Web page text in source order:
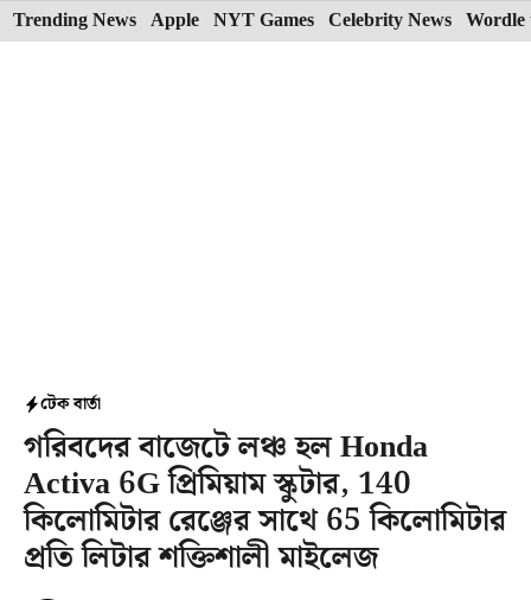
Skip
to
Trending News Apple NYT Games Celebrity News Wordle
টেক বার্তা
গরিবদের বাজেটে লঞ্চ হল Honda
Activa 6G প্রিমিয়াম স্কুটার, 140
কিলোমিটার রেঞ্জের সাথে 65 কিলোমিটার
প্রতি লিটার শক্তিশালী মাইলেজ